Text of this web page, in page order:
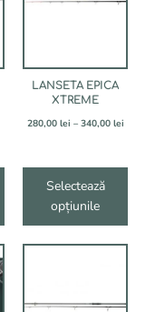
LANSETA EPICA
XTREME
280,00 lei – 340,00 lei
Selectează
opțiunile
pot
în